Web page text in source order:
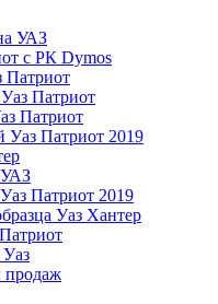
УАЗ
с РК Dymos
Патриот
Патриот
Уаз Патриот 2019
Патриот 2019
Уаз Хантер